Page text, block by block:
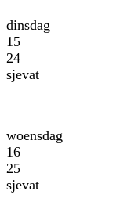
dinsdag
15
24
sjevat
woensdag
16
25
sjevat